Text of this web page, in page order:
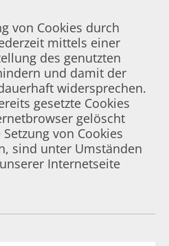
von Cookies durch
mittels einer
des genutzten
und damit der
widersprechen.
gesetzte Cookies
gelöscht
von Cookies
sind unter Umständen
Internetseite